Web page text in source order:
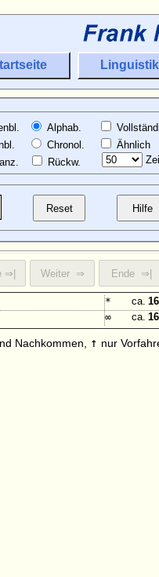
Linguistik
Alphab.
Chronol.
Rückw.
Ähnlich
* ca.
∞ ca.
Nachkommen, ↑ nur